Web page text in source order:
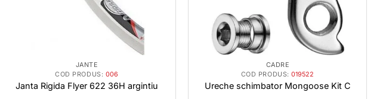
JANTE
COD PRODUS: 006
Janta Rigida Flyer 622 36H argintiu
CADRE
COD PRODUS:019522
Ureche schimbator Mongoose Kit C